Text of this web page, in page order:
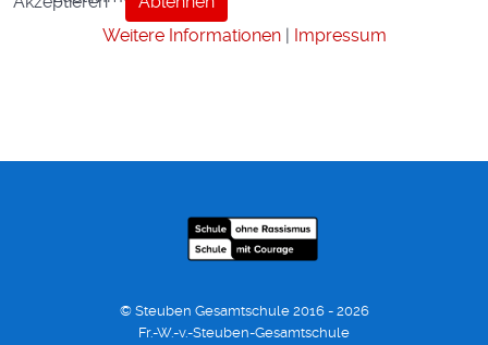
© Steuben Gesamtschule 2016 - 2026
Fr.-W.-v.-Steuben-Gesamtschule
Weitere Informationen| Impressum